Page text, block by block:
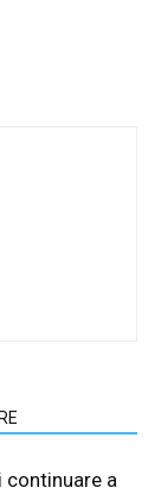
continuare a